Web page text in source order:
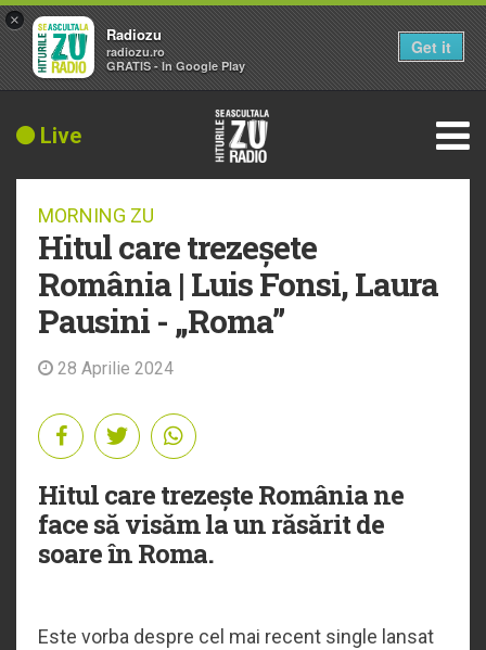
Live
MORNING ZU
Hitul care trezeșete
România | Luis Fonsi, Laura
Pausini - „Roma”
28 Aprilie 2024
Hitul care trezește România ne
face să visăm la un răsărit de
soare în Roma.
Este vorba despre cel mai recent single lansat
×
Radiozu
radiozu.ro
GRATIS - In Google Play
Get it